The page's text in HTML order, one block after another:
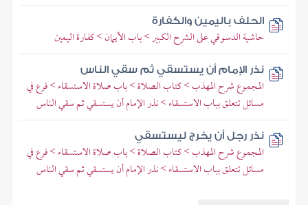
الحلف باليمين والكفارة
حاشية الدسوقي على الشرح الكبير > باب الأيمان > كفارة اليمين
نذر الإمام أن يستسقي ثم سقي الناس
المجموع شرح المهذب > كتاب الصلاة > باب صلاة الاستسقاء > فرع في
مسائل تتعلق بباب الاستسقاء > نذر الإمام أن يستسقي ثم سقي الناس
نذر رجل أن يخرج ليستسقي
المجموع شرح المهذب > كتاب الصلاة > باب صلاة الاستسقاء > فرع في
مسائل تتعلق بباب الاستسقاء > نذر الإمام أن يستسقي ثم سقي الناس